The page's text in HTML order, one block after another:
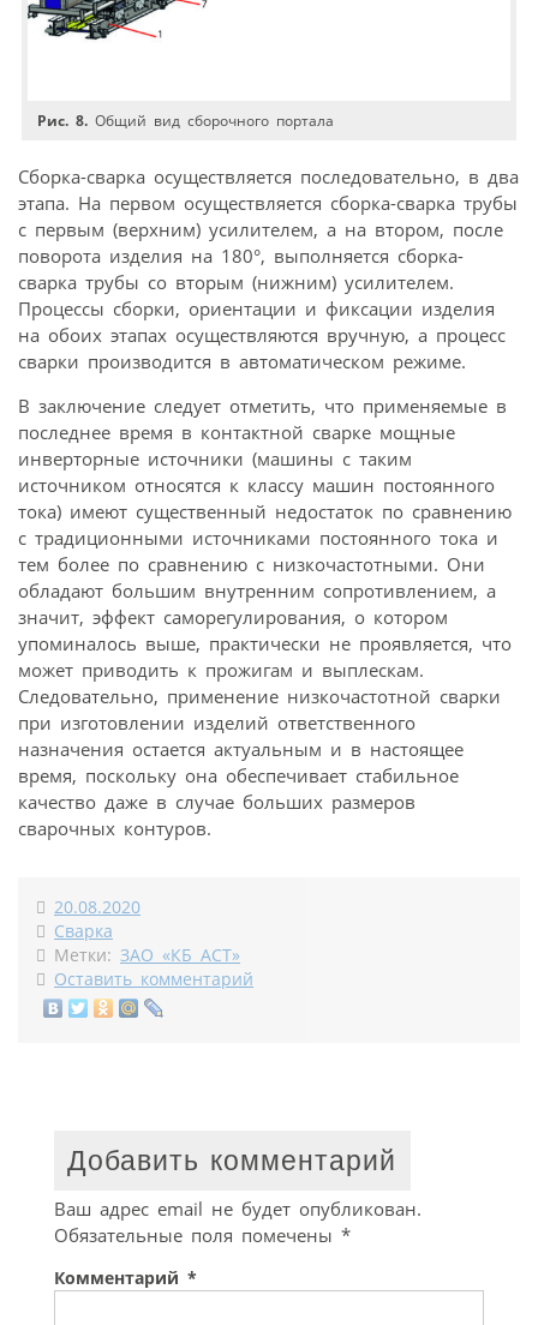
Рис. 8. Общий вид сборочного портала
Сборка-сварка осуществляется последовательно, в два
этапа. На первом осуществляется сборка-сварка трубы
с первым (верхним) усилителем, а на втором, после
поворота изделия на 180°, выполняется сборка-
сварка трубы со вторым (нижним) усилителем.
Процессы сборки, ориентации и фиксации изделия
на обоих этапах осуществляются вручную, а процесс
сварки производится в автоматическом режиме.
В заключение следует отметить, что применяемые в
последнее время в контактной сварке мощные
инверторные источники (машины с таким
источником относятся к классу машин постоянного
тока) имеют существенный недостаток по сравнению
с традиционными источниками постоянного тока и
тем более по сравнению с низкочастотными. Они
обладают большим внутренним сопротивлением, а
значит, эффект саморегулирования, о котором
упоминалось выше, практически не проявляется, что
может приводить к прожигам и выплескам.
Следовательно, применение низкочастотной сварки
при изготовлении изделий ответственного
назначения остается актуальным и в настоящее
время, поскольку она обеспечивает стабильное
качество даже в случае больших размеров
сварочных контуров.
20.08.2020
Сварка
Метки: ЗАО «КБ АСТ»
Оставить комментарий
Добавить комментарий
Ваш адрес email не будет опубликован.
Обязательные поля помечены *
Комментарий *